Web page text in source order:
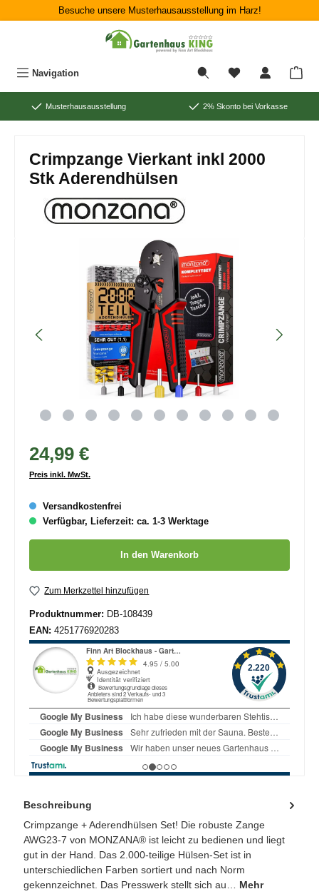
Zum Hauptinhalt springenBesuche unsere Musterhausausstellung im Harz!
Navigation
Musterhausausstellung 2% Skonto bei Vorkasse
Crimpzange Vierkant inkl 2000
Stk Aderendhülsen
24,99 €
Preis inkl. MwSt.
Versandkostenfrei
Verfügbar, Lieferzeit: ca. 1-3 Werktage
In den Warenkorb
Zum Merkzettel hinzufügen
Produktnummer: DB-108439
EAN: 4251776920283
Beschreibung
Crimpzange + Aderendhülsen Set! Die robuste Zange
AWG23-7 von MONZANA® ist leicht zu bedienen und liegt
gut in der Hand. Das 2.000-teilige Hülsen-Set ist in
unterschiedlichen Farben sortiert und nach Norm
gekennzeichnet. Das Presswerk stellt sich au… Mehr